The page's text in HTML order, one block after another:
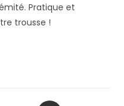
Pratique et
trousse !